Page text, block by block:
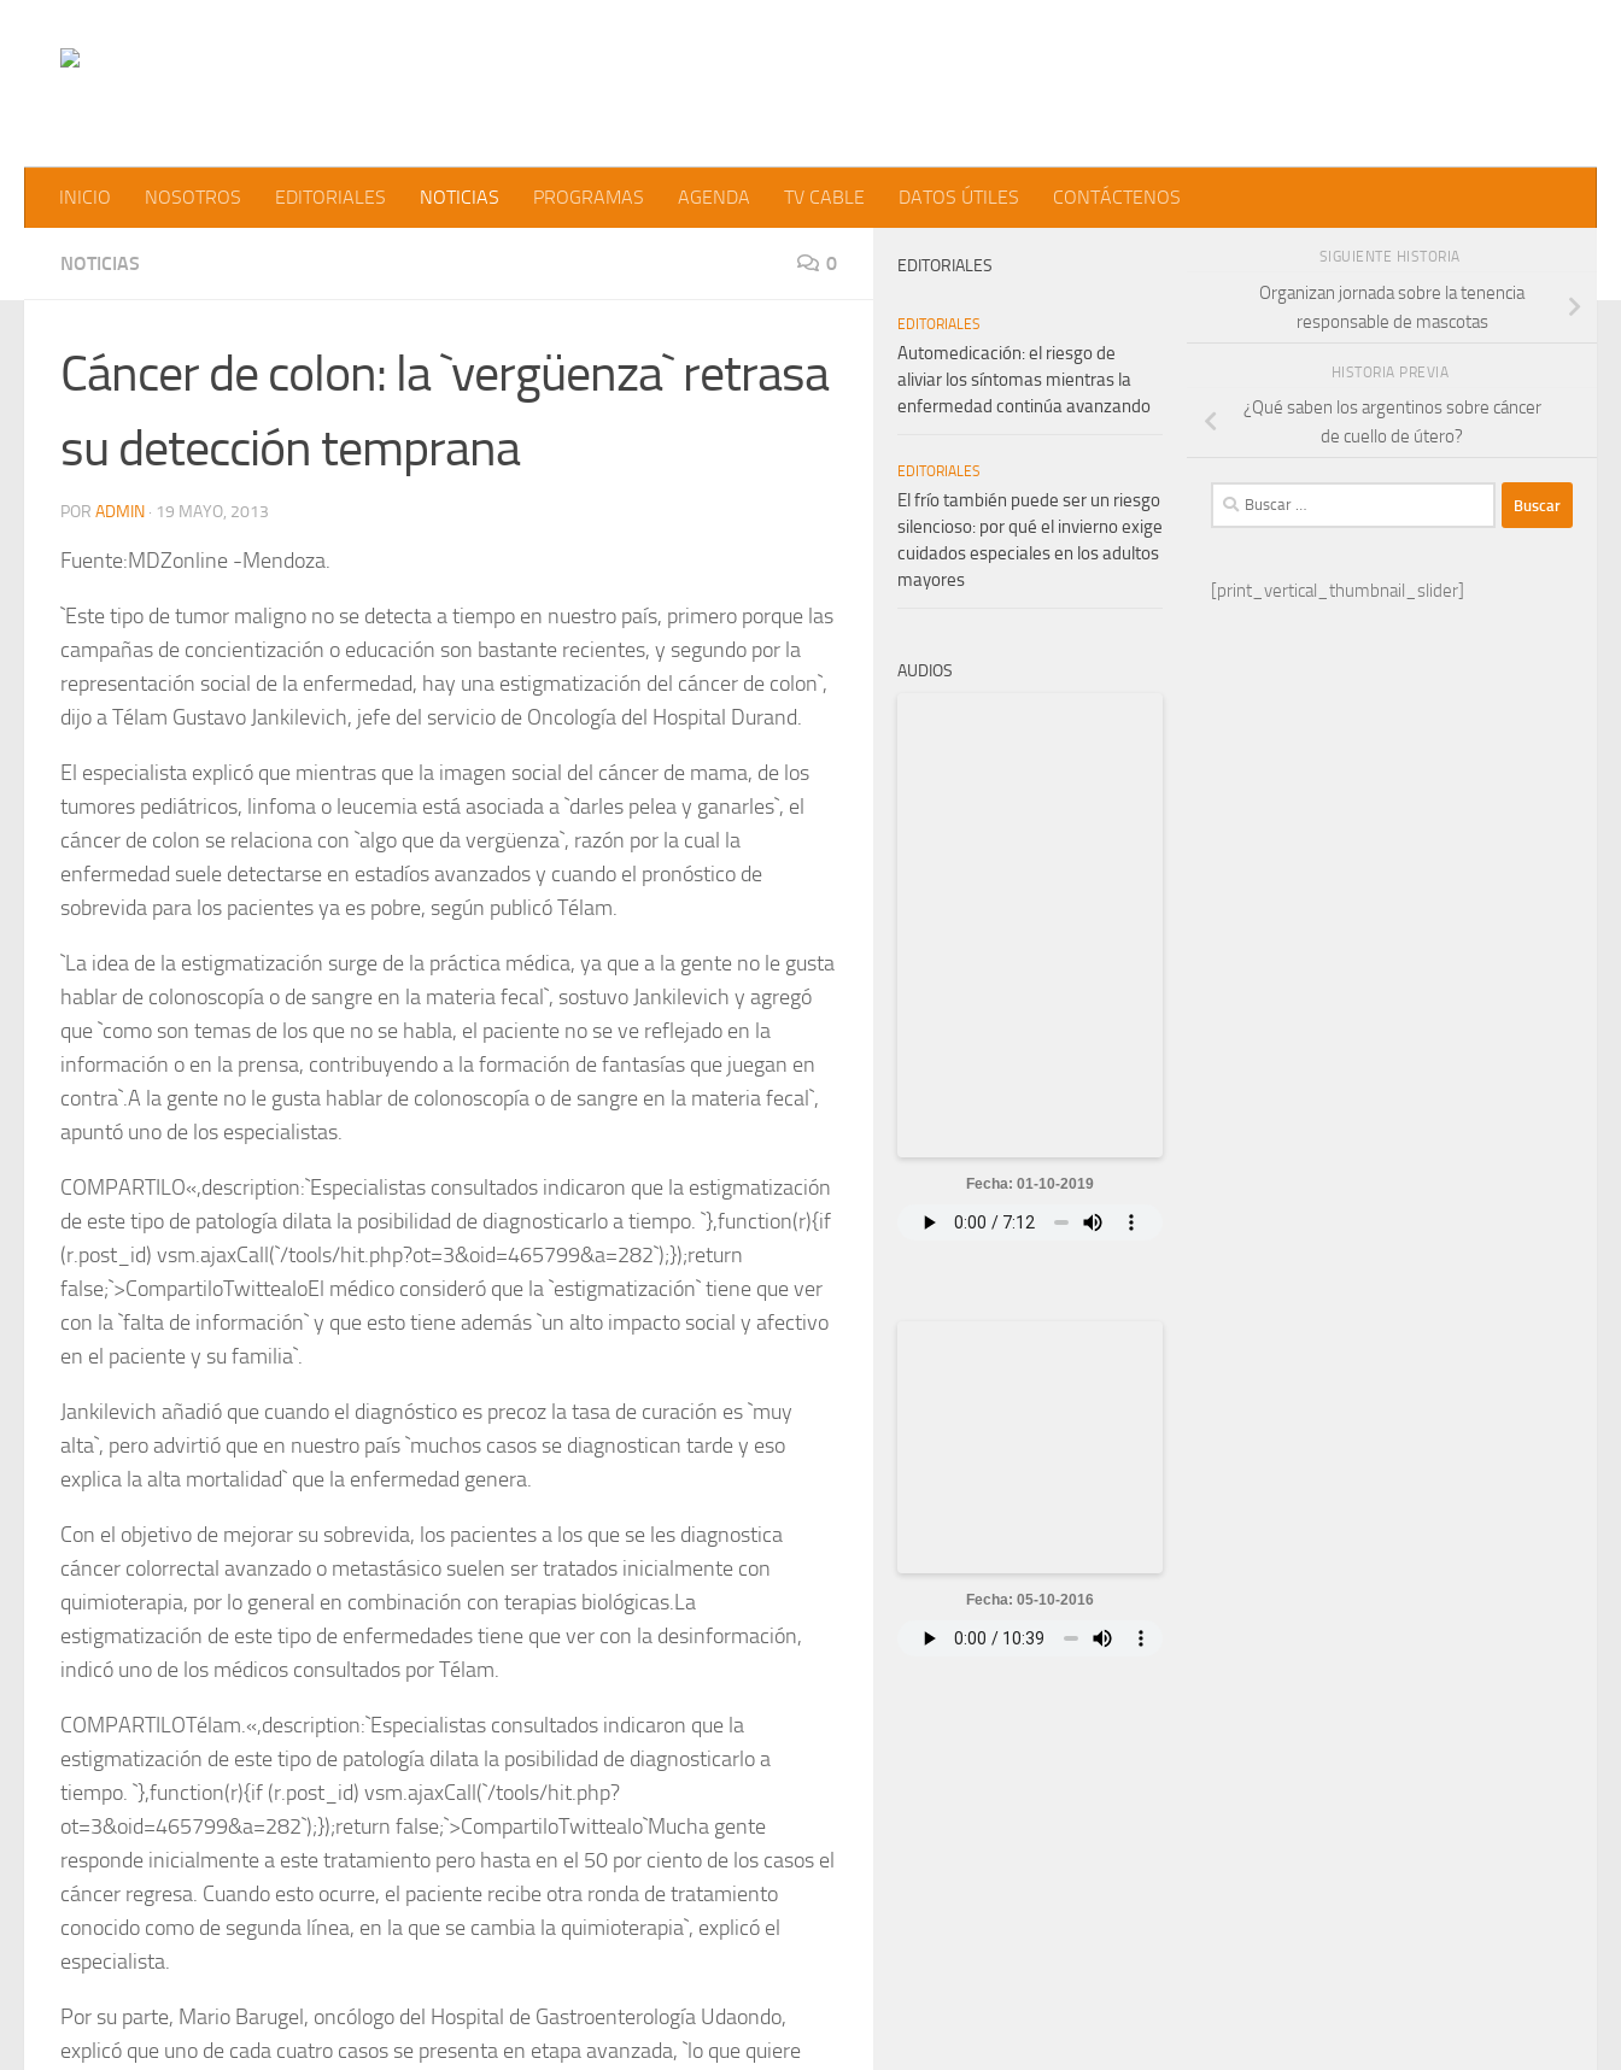
INICIO NOSOTROS EDITORIALES NOTICIAS PROGRAMAS AGENDA TV CABLE DATOS ÚTILES CONTÁCTENOS
NOTICIAS 0
Cáncer de colon: la `vergüenza` retrasa
su detección temprana
POR ADMIN · 19 MAYO, 2013
Fuente:MDZonline -Mendoza.
`Este tipo de tumor maligno no se detecta a tiempo en nuestro país, primero porque las
campañas de concientización o educación son bastante recientes, y segundo por la
representación social de la enfermedad, hay una estigmatización del cáncer de colon`,
dijo a Télam Gustavo Jankilevich, jefe del servicio de Oncología del Hospital Durand.
El especialista explicó que mientras que la imagen social del cáncer de mama, de los
tumores pediátricos, linfoma o leucemia está asociada a `darles pelea y ganarles`, el
cáncer de colon se relaciona con `algo que da vergüenza`, razón por la cual la
enfermedad suele detectarse en estadíos avanzados y cuando el pronóstico de
sobrevida para los pacientes ya es pobre, según publicó Télam.
`La idea de la estigmatización surge de la práctica médica, ya que a la gente no le gusta
hablar de colonoscopía o de sangre en la materia fecal`, sostuvo Jankilevich y agregó
que `como son temas de los que no se habla, el paciente no se ve reflejado en la
información o en la prensa, contribuyendo a la formación de fantasías que juegan en
contra`.A la gente no le gusta hablar de colonoscopía o de sangre en la materia fecal`,
apuntó uno de los especialistas.
COMPARTILO«,description:`Especialistas consultados indicaron que la estigmatización
de este tipo de patología dilata la posibilidad de diagnosticarlo a tiempo. `},function(r){if
(r.post_id) vsm.ajaxCall(`/tools/hit.php?ot=3&oid=465799&a=282`);});return
false;`>CompartiloTwittealoEl médico consideró que la `estigmatización` tiene que ver
con la `falta de información` y que esto tiene además `un alto impacto social y afectivo
en el paciente y su familia`.
Jankilevich añadió que cuando el diagnóstico es precoz la tasa de curación es `muy
alta`, pero advirtió que en nuestro país `muchos casos se diagnostican tarde y eso
explica la alta mortalidad` que la enfermedad genera.
Con el objetivo de mejorar su sobrevida, los pacientes a los que se les diagnostica
cáncer colorrectal avanzado o metastásico suelen ser tratados inicialmente con
quimioterapia, por lo general en combinación con terapias biológicas.La
estigmatización de este tipo de enfermedades tiene que ver con la desinformación,
indicó uno de los médicos consultados por Télam.
COMPARTILOTélam.«,description:`Especialistas consultados indicaron que la
estigmatización de este tipo de patología dilata la posibilidad de diagnosticarlo a
tiempo. `},function(r){if (r.post_id) vsm.ajaxCall(`/tools/hit.php?
ot=3&oid=465799&a=282`);});return false;`>CompartiloTwittealo`Mucha gente
responde inicialmente a este tratamiento pero hasta en el 50 por ciento de los casos el
cáncer regresa. Cuando esto ocurre, el paciente recibe otra ronda de tratamiento
conocido como de segunda línea, en la que se cambia la quimioterapia`, explicó el
especialista.
Por su parte, Mario Barugel, oncólogo del Hospital de Gastroenterología Udaondo,
explicó que uno de cada cuatro casos se presenta en etapa avanzada, `lo que quiere
SIGUIENTE HISTORIA
Organizan jornada sobre la tenencia
responsable de mascotas
HISTORIA PREVIA
¿Qué saben los argentinos sobre cáncer
de cuello de útero?
Buscar:
[print_vertical_thumbnail_slider]
EDITORIALES
EDITORIALES
Automedicación: el riesgo de
aliviar los síntomas mientras la
enfermedad continúa avanzando
EDITORIALES
El frío también puede ser un riesgo
silencioso: por qué el invierno exige
cuidados especiales en los adultos
mayores
AUDIOS
Fecha: 01-10-2019
Fecha: 05-10-2016